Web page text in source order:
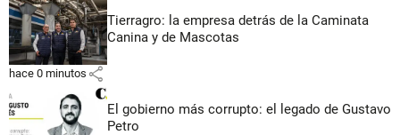
Tierragro: la empresa detrás de la Caminata
Canina y de Mascotas
hace 0 minutos share
El gobierno más corrupto: el legado de Gustavo
Petro